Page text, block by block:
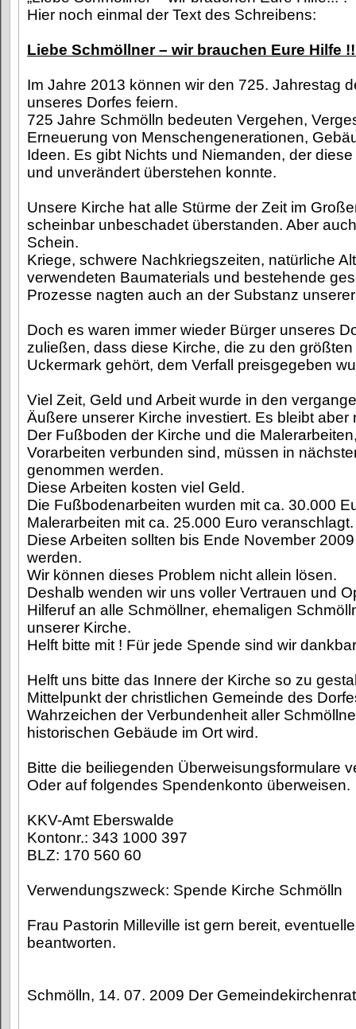
Hier noch einmal der Text des Schreibens:
Liebe Schmöllner – wir brauchen Eure Hilfe
Im Jahre 2013 können wir den 725. Jahrestag
unseres Dorfes feiern.
725 Jahre Schmölln bedeuten Vergehen,
Erneuerung von Menschengenerationen,
Ideen. Es gibt Nichts und Niemanden, der
und unverändert überstehen konnte.
Unsere Kirche hat alle Stürme der Zeit im
scheinbar unbeschadet überstanden. Aber
Schein.
Kriege, schwere Nachkriegszeiten, natürliche
verwendeten Baumaterials und bestehende
Prozesse nagten auch an der Substanz
Doch es waren immer wieder Bürger unseres
zuließen, dass diese Kirche, die zu den
Uckermark gehört, dem Verfall preisgegeben
Viel Zeit, Geld und Arbeit wurde in den
Äußere unserer Kirche investiert. Es bleibt aber
Der Fußboden der Kirche und die
Vorarbeiten verbunden sind, müssen in
genommen werden.
Diese Arbeiten kosten viel Geld.
Die Fußbodenarbeiten wurden mit ca. 30.000
Malerarbeiten mit ca. 25.000 Euro veranschlagt.
Diese Arbeiten sollten bis Ende November
werden.
Wir können dieses Problem nicht allein lösen.
Deshalb wenden wir uns voller Vertrauen und
Hilferuf an alle Schmöllner, ehemaligen
unserer Kirche.
Helft bitte mit ! Für jede Spende sind wir
Helft uns bitte das Innere der Kirche so zu
Mittelpunkt der christlichen Gemeinde des
Wahrzeichen der Verbundenheit aller
historischen Gebäude im Ort wird.
Bitte die beiliegenden Überweisungsformulare
Oder auf folgendes Spendenkonto überweisen.
KKV-Amt Eberswalde
Kontonr.: 343 1000 397
BLZ: 170 560 60
Verwendungszweck: Spende Kirche Schmölln
Frau Pastorin Milleville ist gern bereit,
beantworten.
Schmölln, 14. 07. 2009 Der Gemeindekirchenrat